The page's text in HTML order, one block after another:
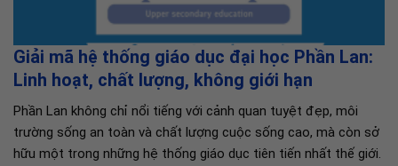
Giải mã hệ thống giáo dục đại học Phần Lan:
Linh hoạt, chất lượng, không giới hạn
Phần Lan không chỉ nổi tiếng với cảnh quan tuyệt đẹp, môi
trường sống an toàn và chất lượng cuộc sống cao, mà còn sở
hữu một trong những hệ thống giáo dục tiên tiến nhất thế giới.